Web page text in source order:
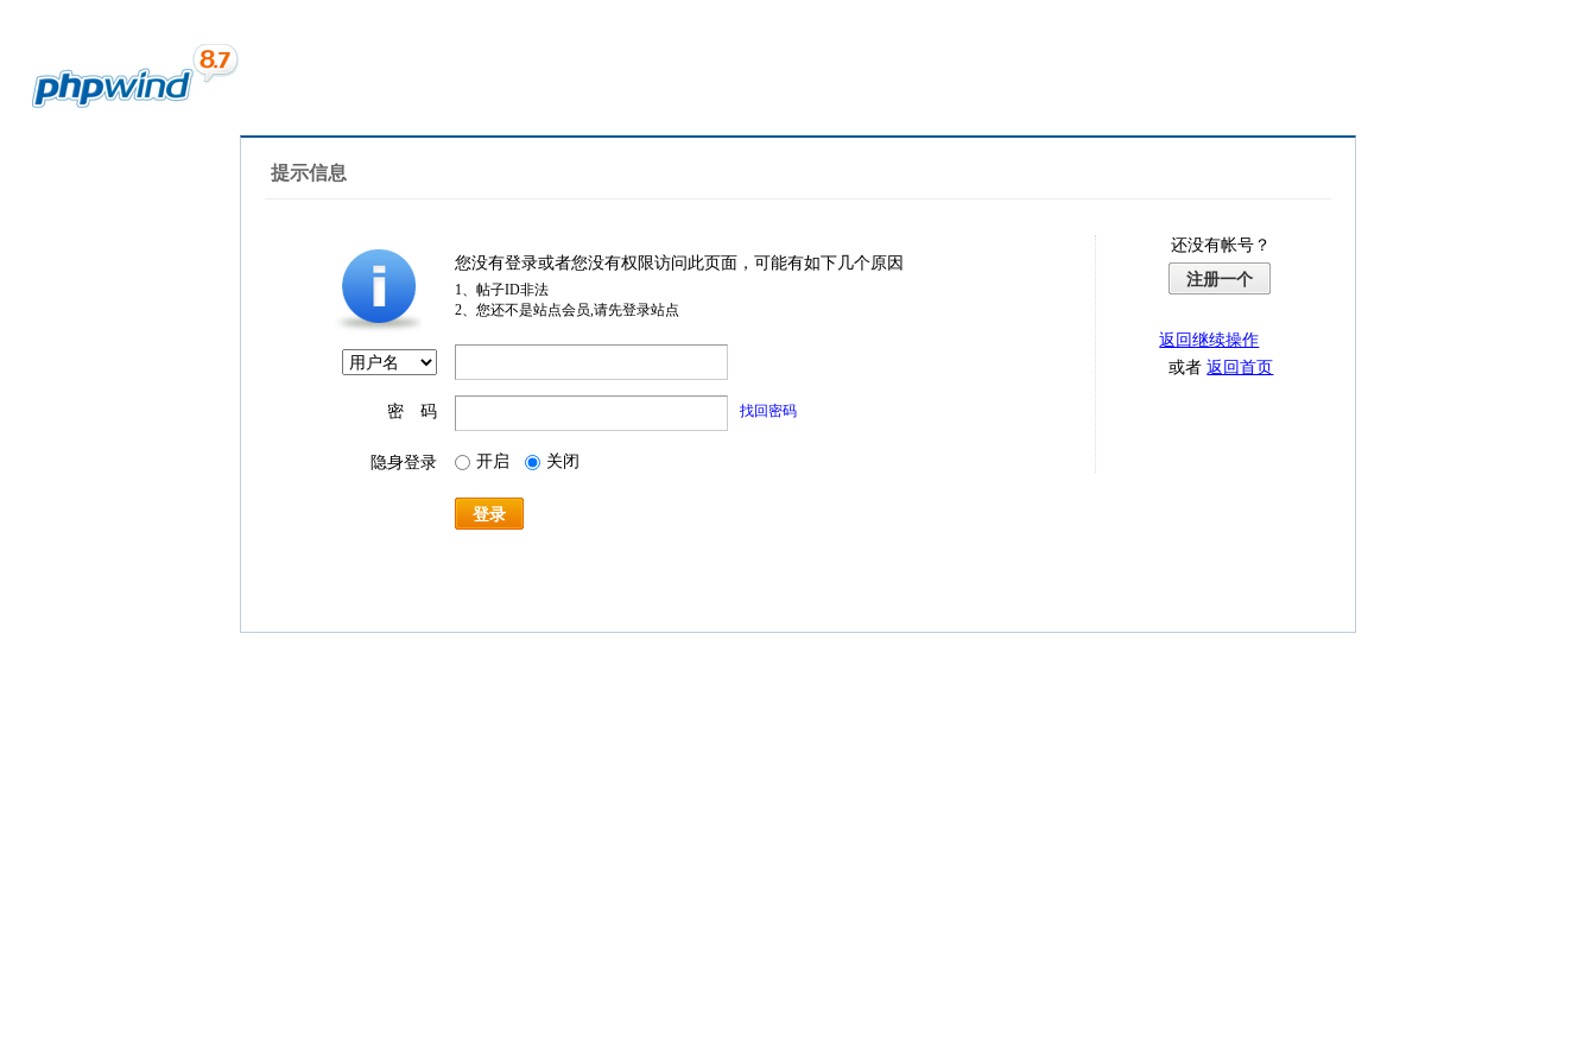
提示信息
您没有登录或者您没有权限访问此页面，可能有如下几个原因
1、帖子ID非法
2、您还不是站点会员,请先登录站点
密 码 找回密码
隐身登录 开启 关闭
登录
还没有帐号？
注册一个
返回继续操作
或者返回首页